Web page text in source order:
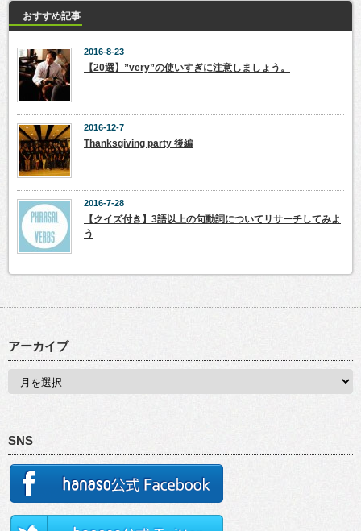
おすすめ記事
2016-8-23
【20選】”very”の使いすぎに注意しましょう。
2016-12-7
Thanksgiving party 後編
2016-7-28
【クイズ付き】3語以上の句動詞についてリサーチしてみよ
う
アーカイブ
SNS